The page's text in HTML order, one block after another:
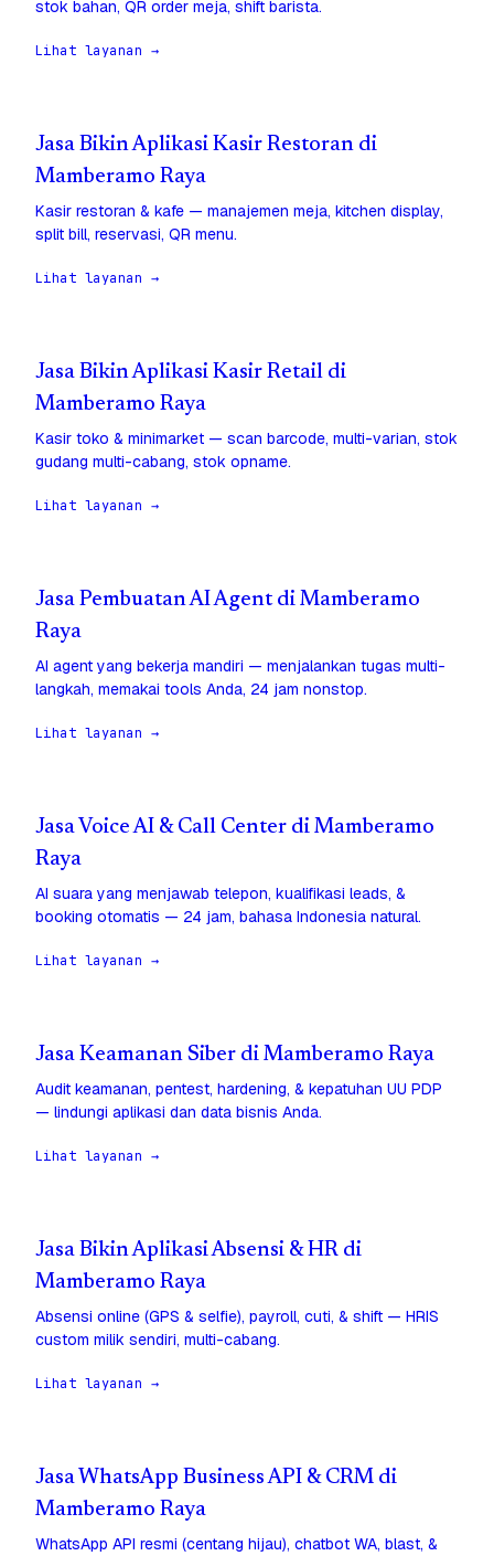
stok bahan, QR order meja, shift barista.
Lihat layanan →
Jasa Bikin Aplikasi Kasir Restoran di
Mamberamo Raya
Kasir restoran & kafe — manajemen meja, kitchen display,
split bill, reservasi, QR menu.
Lihat layanan →
Jasa Bikin Aplikasi Kasir Retail di
Mamberamo Raya
Kasir toko & minimarket — scan barcode, multi-varian, stok
gudang multi-cabang, stok opname.
Lihat layanan →
Jasa Pembuatan AI Agent di Mamberamo
Raya
AI agent yang bekerja mandiri — menjalankan tugas multi-
langkah, memakai tools Anda, 24 jam nonstop.
Lihat layanan →
Jasa Voice AI & Call Center di Mamberamo
Raya
AI suara yang menjawab telepon, kualifikasi leads, &
booking otomatis — 24 jam, bahasa Indonesia natural.
Lihat layanan →
Jasa Keamanan Siber di Mamberamo Raya
Audit keamanan, pentest, hardening, & kepatuhan UU PDP
— lindungi aplikasi dan data bisnis Anda.
Lihat layanan →
Jasa Bikin Aplikasi Absensi & HR di
Mamberamo Raya
Absensi online (GPS & selfie), payroll, cuti, & shift — HRIS
custom milik sendiri, multi-cabang.
Lihat layanan →
Jasa WhatsApp Business API & CRM di
Mamberamo Raya
WhatsApp API resmi (centang hijau), chatbot WA, blast, &